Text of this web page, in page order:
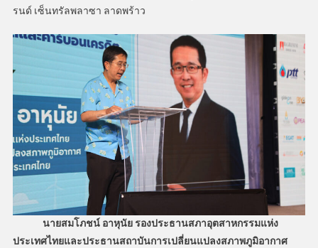
รนด์ เซ็นทรัลพลาซา ลาดพร้าว
นายสมโภชน์ อาหุนัย รองประธานสภาอุตสาหกรรมแห่ง
ประเทศไทยและประธานสถาบันการเปลี่ยนแปลงสภาพภูมิอากาศ